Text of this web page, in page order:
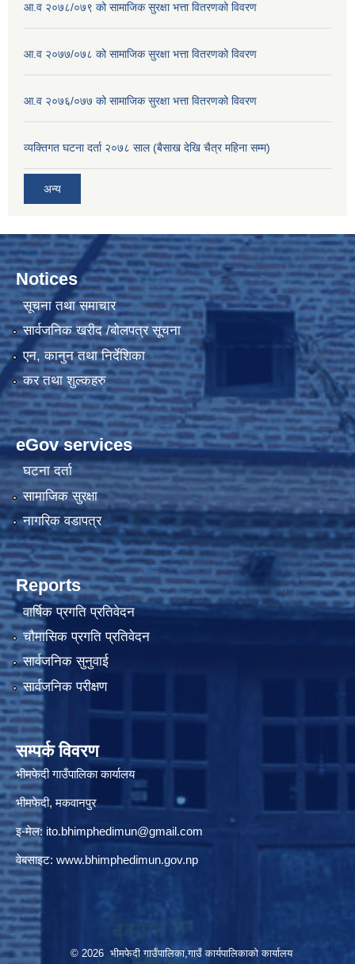
आ.व २०७८/०७९ को सामाजिक सुरक्षा भत्ता वितरणको विवरण
आ.व २०७७/०७८ को सामाजिक सुरक्षा भत्ता वितरणको विवरण
आ.व २०७६/०७७ को सामाजिक सुरक्षा भत्ता वितरणको विवरण
व्यक्तिगत घटना दर्ता २०७८ साल (बैसाख देखि चैत्र महिना सम्म)
अन्य
Notices
सूचना तथा समाचार
सार्वजनिक खरीद /बोलपत्र सूचना
एन, कानुन तथा निर्देशिका
कर तथा शुल्कहरु
eGov services
घटना दर्ता
सामाजिक सुरक्षा
नागरिक वडापत्र
Reports
वार्षिक प्रगति प्रतिवेदन
चौमासिक प्रगति प्रतिवेदन
सार्वजनिक सुनुवाई
सार्वजनिक परीक्षण
सम्पर्क विवरण
भीमफेदी गाउँपालिका कार्यालय
भीमफेदी, मकवानपुर
इ-मेल: ito.bhimphedimun@gmail.com
वेबसाइट: www.bhimphedimun.gov.np
© 2026 भीमफेदी गाउँपालिका,गाउँ कार्यपालिकाकाे कार्यालय